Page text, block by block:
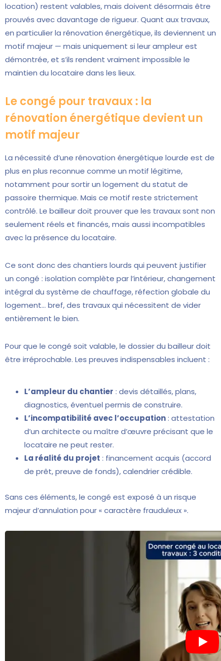
location) restent valables, mais doivent désormais être
prouvés avec davantage de rigueur. Quant aux travaux,
en particulier la rénovation énergétique, ils deviennent un
motif majeur — mais uniquement si leur ampleur est
démontrée, et s’ils rendent vraiment impossible le
maintien du locataire dans les lieux.
Le congé pour travaux : la
rénovation énergétique devient un
motif majeur
La nécessité d’une rénovation énergétique lourde est de
plus en plus reconnue comme un motif légitime,
notamment pour sortir un logement du statut de
passoire thermique. Mais ce motif reste strictement
contrôlé. Le bailleur doit prouver que les travaux sont non
seulement réels et financés, mais aussi incompatibles
avec la présence du locataire.
Ce sont donc des chantiers lourds qui peuvent justifier
un congé : isolation complète par l’intérieur, changement
intégral du système de chauffage, réfection globale du
logement… bref, des travaux qui nécessitent de vider
entièrement le bien.
Pour que le congé soit valable, le dossier du bailleur doit
être irréprochable. Les preuves indispensables incluent :
L’ampleur du chantier : devis détaillés, plans,
diagnostics, éventuel permis de construire.
L’incompatibilité avec l’occupation: attestation
d’un architecte ou maître d’œuvre précisant que le
locataire ne peut rester.
La réalité du projet : financement acquis (accord
de prêt, preuve de fonds), calendrier crédible.
Sans ces éléments, le congé est exposé à un risque
majeur d’annulation pour « caractère frauduleux ».